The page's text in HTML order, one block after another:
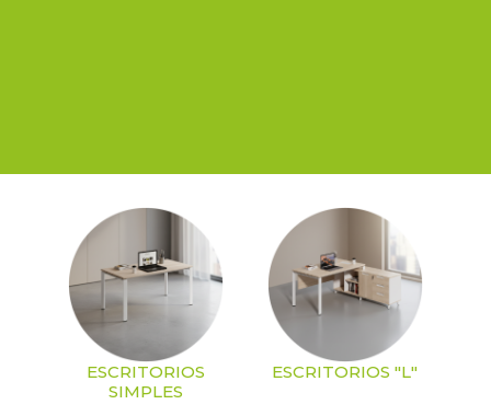
ESCRITORIOS
SIMPLES
ESCRITORIOS "L"